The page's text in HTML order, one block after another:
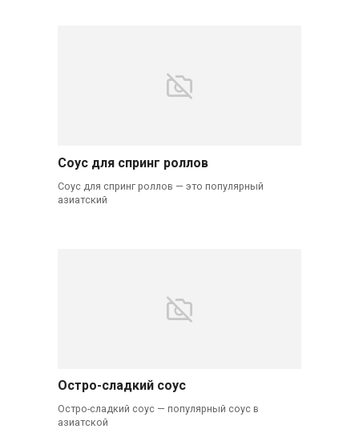
Соус для спринг роллов
Соус для спринг роллов — это популярный
азиатский
Остро-сладкий соус
Остро-сладкий соус — популярный соус в
азиатской